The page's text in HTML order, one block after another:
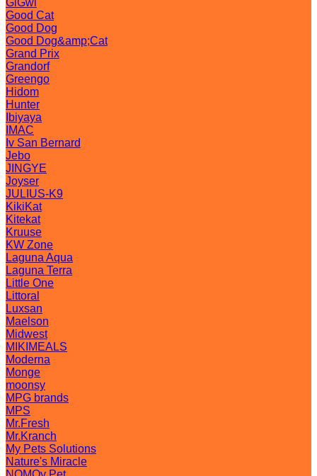
GiGwi
Good Cat
Good Dog
Good Dog&amp;Cat
Grand Prix
Grandorf
Greengo
Hidom
Hunter
Ibiyaya
IMAC
Iv San Bernard
Jebo
JINGYE
Joyser
JULIUS-K9
KikiKat
Kitekat
Kruuse
KW Zone
Laguna Aqua
Laguna Terra
Little One
Littoral
Luxsan
Maelson
Midwest
MIKIMEALS
Moderna
Monge
moonsy
MPG brands
MPS
Mr.Fresh
Mr.Kranch
My Pets Solutions
Nature's Miracle